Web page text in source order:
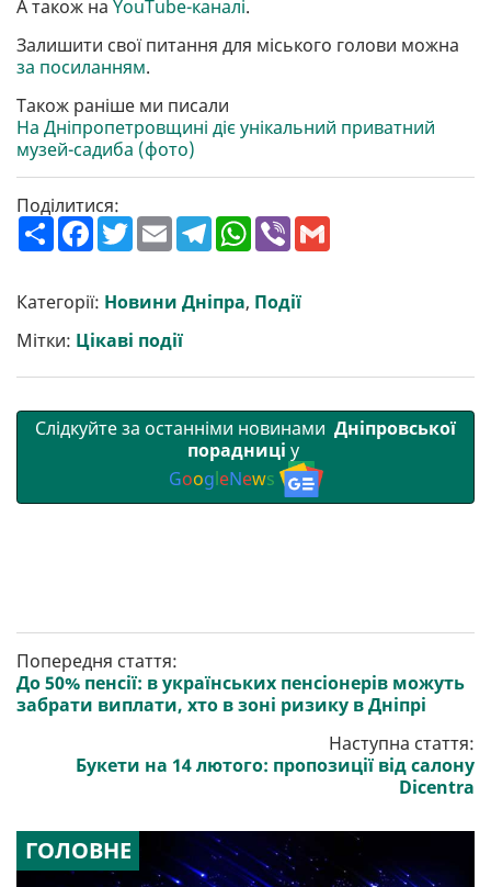
А також на YouTube-каналі.
Залишити свої питання для міського голови можна
за посиланням.
Також раніше ми писали
На Дніпропетровщині діє унікальний приватний
музей-садиба (фото)
Поділитися:
П
о
р
и
т
и
F
a
b
o
o
k
T
w
t
e
r
E
m
l
T
e
g
r
W
h
s
A
V
r
Категорії: Новини Дніпра, Події
Мітки: Цікаві події
Слідкуйте за останніми новинами Дніпровської
порадниці у
GoogleNews
Попередня стаття:
До 50% пенсії: в українських пенсіонерів можуть
забрати виплати, хто в зоні ризику в Дніпрі
Наступна стаття:
Букети на 14 лютого: пропозиції від салону
Dicentra
ГОЛОВНЕ